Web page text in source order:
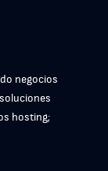
negocios
hosting;